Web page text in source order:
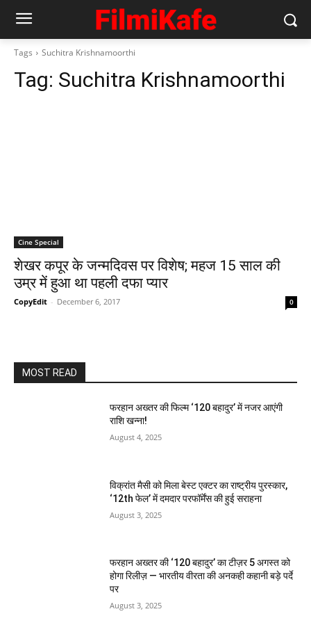
Tags Suchitra Krishnamoorthi
Tag: Suchitra Krishnamoorthi
Cine Special
शेखर कपूर के ​जन्मदिवस पर विशेष; महज 15 साल की
उम्र में हुआ था पहली दफा प्यार
CopyEdit - December 6, 2017 0
MOST READ
फरहान अख्तर की फिल्म ‘120 बहादुर’ में नजर आएंगी
राशि खन्ना!
August 4, 2025
विक्रांत मैसी को मिला बेस्ट एक्टर का राष्ट्रीय पुरस्कार,
‘12th फेल’ में दमदार परफॉर्मेंस की हुई सराहना
August 3, 2025
फरहान अख्तर की ‘120 बहादुर’ का टीज़र 5 अगस्त को
होगा रिलीज़ — भारतीय वीरता की अनकही कहानी बड़े पर्दे
पर
August 3, 2025